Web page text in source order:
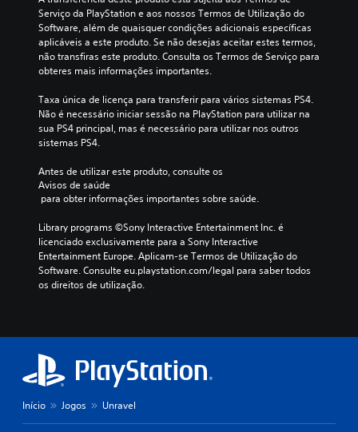
Serviço da PlayStation e aos nossos Termos de Utilização do
Software, além de quaisquer condições adicionais específicas
aplicáveis a este produto. Se não desejas aceitar estes termos,
não transfiras este produto. Consulta os Termos de Serviço para
obteres mais informações importantes.
Taxa única de licença para transferir para vários sistemas PS4.
Não é necessário iniciar sessão na PlayStation para utilizar na
sua PS4 principal, mas é necessário para utilizar nos outros
sistemas PS4.
Antes de utilizar este produto, consulte os
Avisos de saúde
para obter informações importantes sobre saúde.
Library programs ©Sony Interactive Entertainment Inc. é
licenciado exclusivamente para a Sony Interactive
Entertainment Europe. Aplicam-se Termos de Utilização do
Software. Consulte eu.playstation.com/legal para saber todos
os direitos de utilização.
Início Jogos Unravel